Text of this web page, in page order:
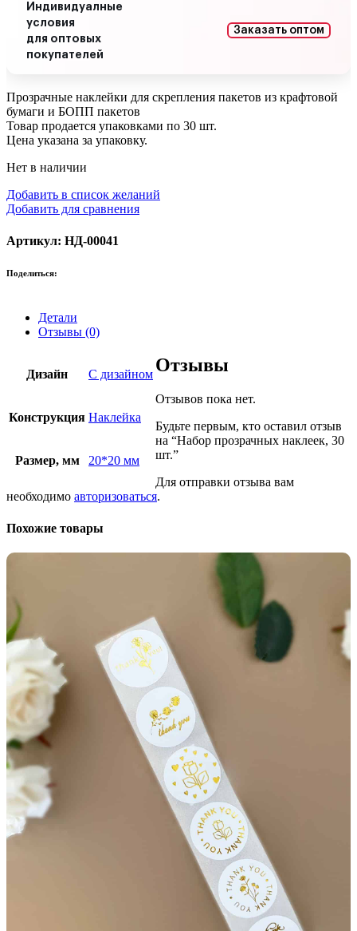
Индивидуалные
условия
для оптовых
покупателей
Заказать оптом
Прозрачные наклейки для скрепления пакетов из крафтовой
бумаги и БОПП пакетов
Товар продается упаковками по 30 шт.
Цена указана за упаковку.
Нет в наличии
Добавить в список желаний
Добавить для сравнения
Артикул: НД-00041
Поделиться:
Детали
Отзывы (0)
Дизайн С дизайном
Конструкция Наклейка
Размер, мм 20*20 мм
Отзывы
Отзывов пока нет.
Будьте первым, кто оставил отзыв
на “Набор прозрачных наклеек, 30
шт.”
Для отправки отзыва вам
необходимо авторизоваться.
Похожие товары